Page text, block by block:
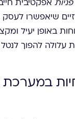
אפקטיבית
שיאפשרו
באופן יעיל
עלולה להפוך